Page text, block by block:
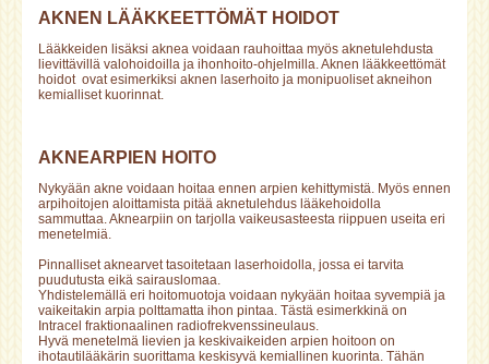
AKNEN LÄÄKKEETTÖMÄT HOIDOT
Lääkkeiden lisäksi aknea voidaan rauhoittaa myös aknetulehdusta
lievittävillä valohoidoilla ja ihonhoito-ohjelmilla. Aknen lääkkeettömät
hoidot ovat esimerkiksi aknen laserhoito ja monipuoliset akneihon
kemialliset kuorinnat.
AKNEARPIEN HOITO
Nykyään akne voidaan hoitaa ennen arpien kehittymistä. Myös ennen
arpihoitojen aloittamista pitää aknetulehdus lääkehoidolla
sammuttaa. Aknearpiin on tarjolla vaikeusasteesta riippuen useita eri
menetelmiä.
Pinnalliset aknearvet tasoitetaan laserhoidolla, jossa ei tarvita
puudutusta eikä sairauslomaa.
Yhdistelemällä eri hoitomuotoja voidaan nykyään hoitaa syvempiä ja
vaikeitakin arpia polttamatta ihon pintaa. Tästä esimerkkinä on
Intracel fraktionaalinen radiofrekvenssineulaus.
Hyvä menetelmä lievien ja keskivaikeiden arpien hoitoon on
ihotautilääkärin suorittama keskisyvä kemiallinen kuorinta. Tähän